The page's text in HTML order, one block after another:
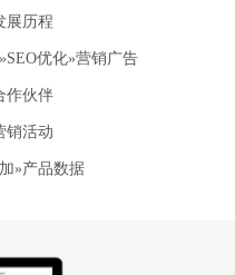
展历程
优化»营销广告
作伙伴
销活动
»产品数据